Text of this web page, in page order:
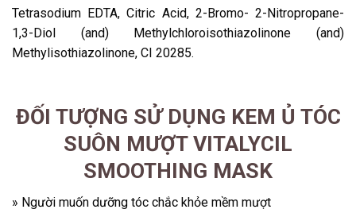
Tetrasodium EDTA, Citric Acid, 2-Bromo- 2-Nitropropane-
1,3-Diol (and) Methylchloroisothiazolinone (and)
Methylisothiazolinone, CI 20285.
ĐỐI TƯỢNG SỬ DỤNG KEM Ủ TÓC
SUÔN MƯỢT VITALYCIL
SMOOTHING MASK
» Người muốn dưỡng tóc chắc khỏe mềm mượt